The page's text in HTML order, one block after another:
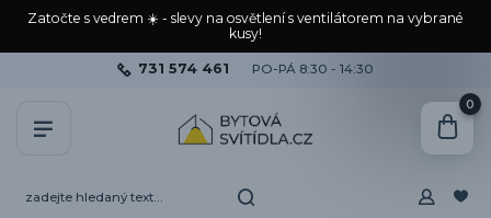
Zatočte s vedrem ☀️ - slevy na osvětlení s ventilátorem na vybrané
kusy!
731 574 461 PO-PÁ 8:30 - 14:30
0